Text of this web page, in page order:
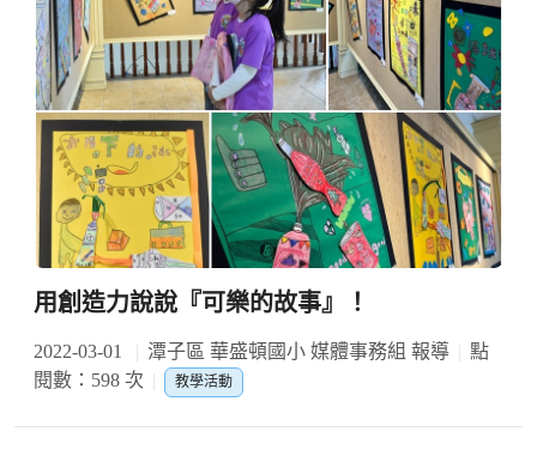
用創造力說說『可樂的故事』！
2022-03-01 潭子區 華盛頓國小 媒體事務組 報導
點
閱數：598 次
教學活動